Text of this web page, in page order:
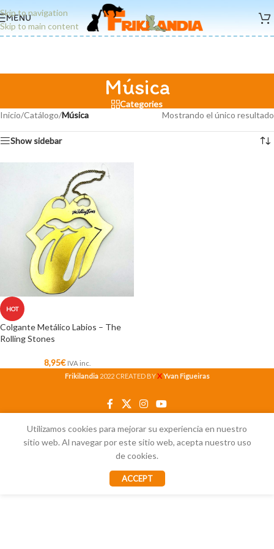
Skip to navigation
Skip to main content
MENU
Música
Categories
Inicio/Catálogo/Música Mostrando el único resultado
Show sidebar
HOT
Colgante Metálico Labios – The
Rolling Stones
8,95€ IVA inc.
Frikilandia 2022 CREATED BYXYvan Figueiras
Utilizamos cookies para mejorar su experiencia en nuestro
sitio web. Al navegar por este sitio web, acepta nuestro uso
de cookies.
ACCEPT